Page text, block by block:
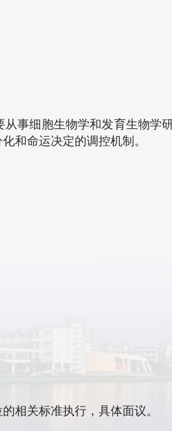
事细胞生物学和发育生物学
和命运决定的调控机制。
相关标准执行，具体面议。